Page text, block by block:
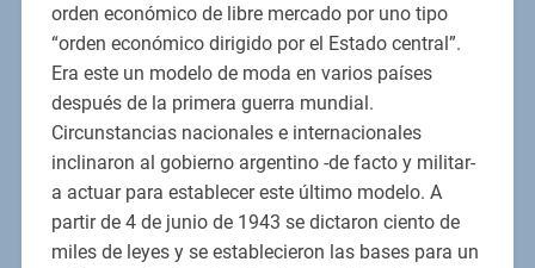
orden económico de libre mercado por uno tipo
“orden económico dirigido por el Estado central”.
Era este un modelo de moda en varios países
después de la primera guerra mundial.
Circunstancias nacionales e internacionales
inclinaron al gobierno argentino -de facto y militar-
a actuar para establecer este último modelo. A
partir de 4 de junio de 1943 se dictaron ciento de
miles de leyes y se establecieron las bases para un